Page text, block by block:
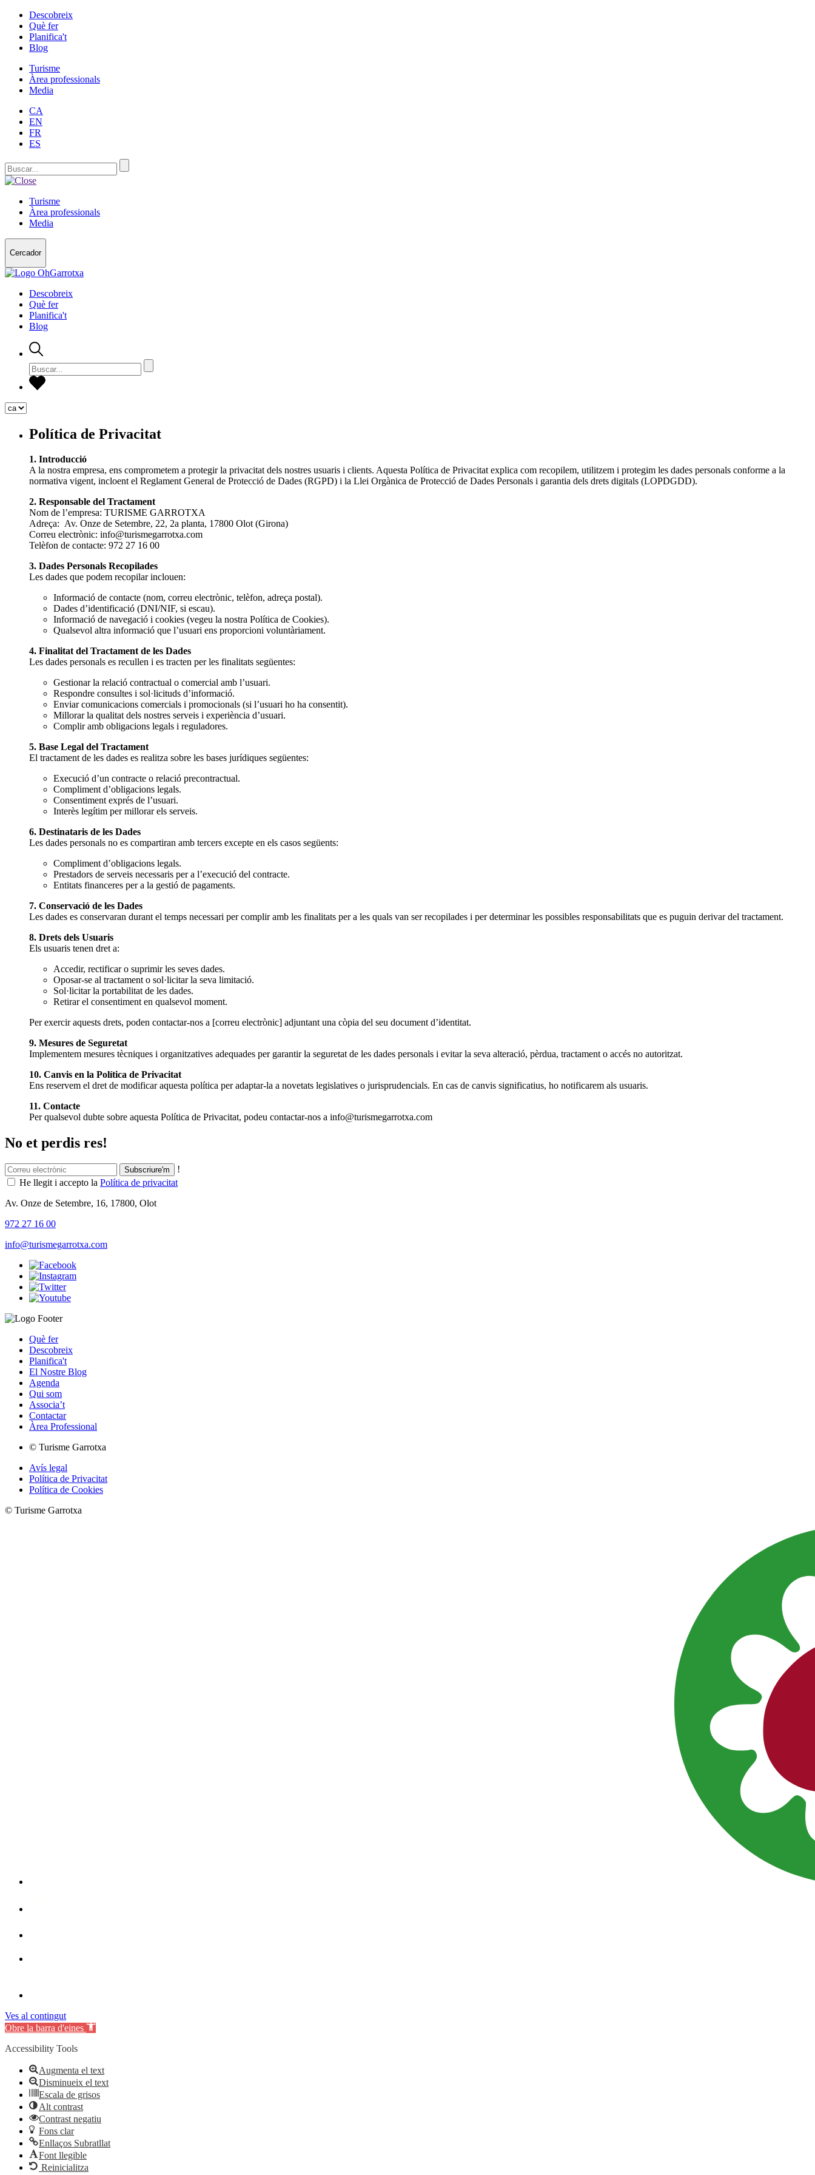
Descobreix
Què fer
Planifica't
Blog
Turisme
Àrea professionals
Media
CA
EN
FR
ES
Turisme
Àrea professionals
Media
Cercador
Descobreix
Què fer
Planifica't
Blog
Política de Privacitat
1. Introducció
A la nostra empresa, ens comprometem a protegir la privacitat dels nostres usuaris i clients. Aquesta Política de Privacitat explica com recopilem, utilitzem i protegim les dades personals conforme a la
normativa vigent, incloent el Reglament General de Protecció de Dades (RGPD) i la Llei Orgànica de Protecció de Dades Personals i garantia dels drets digitals (LOPDGDD).
2. Responsable del Tractament
Nom de l’empresa: TURISME GARROTXA
Adreça: Av. Onze de Setembre, 22, 2a planta, 17800 Olot (Girona)
Correu electrònic: info@turismegarrotxa.com
Telèfon de contacte: 972 27 16 00
3. Dades Personals Recopilades
Les dades que podem recopilar inclouen:
Informació de contacte (nom, correu electrònic, telèfon, adreça postal).
Dades d’identificació (DNI/NIF, si escau).
Informació de navegació i cookies (vegeu la nostra Política de Cookies).
Qualsevol altra informació que l’usuari ens proporcioni voluntàriament.
4. Finalitat del Tractament de les Dades
Les dades personals es recullen i es tracten per les finalitats següentes:
Gestionar la relació contractual o comercial amb l’usuari.
Respondre consultes i sol·licituds d’informació.
Enviar comunicacions comercials i promocionals (si l’usuari ho ha consentit).
Millorar la qualitat dels nostres serveis i experiència d’usuari.
Complir amb obligacions legals i reguladores.
5. Base Legal del Tractament
El tractament de les dades es realitza sobre les bases jurídiques següentes:
Execució d’un contracte o relació precontractual.
Compliment d’obligacions legals.
Consentiment exprés de l’usuari.
Interès legítim per millorar els serveis.
6. Destinataris de les Dades
Les dades personals no es compartiran amb tercers excepte en els casos següents:
Compliment d’obligacions legals.
Prestadors de serveis necessaris per a l’execució del contracte.
Entitats financeres per a la gestió de pagaments.
7. Conservació de les Dades
Les dades es conservaran durant el temps necessari per complir amb les finalitats per a les quals van ser recopilades i per determinar les possibles responsabilitats que es puguin derivar del tractament.
8. Drets dels Usuaris
Els usuaris tenen dret a:
Accedir, rectificar o suprimir les seves dades.
Oposar-se al tractament o sol·licitar la seva limitació.
Sol·licitar la portabilitat de les dades.
Retirar el consentiment en qualsevol moment.
Per exercir aquests drets, poden contactar-nos a [correu electrònic] adjuntant una còpia del seu document d’identitat.
9. Mesures de Seguretat
Implementem mesures tècniques i organitzatives adequades per garantir la seguretat de les dades personals i evitar la seva alteració, pèrdua, tractament o accés no autoritzat.
10. Canvis en la Política de Privacitat
Ens reservem el dret de modificar aquesta política per adaptar-la a novetats legislatives o jurisprudencials. En cas de canvis significatius, ho notificarem als usuaris.
11. Contacte
Per qualsevol dubte sobre aquesta Política de Privacitat, podeu contactar-nos a info@turismegarrotxa.com
No et perdis res!
!
He llegit i accepto la Política de privacitat
Av. Onze de Setembre, 16, 17800, Olot
972 27 16 00
info@turismegarrotxa.com
Què fer
Descobreix
Planifica't
El Nostre Blog
Agenda
Qui som
Associa’t
Contactar
Àrea Professional
© Turisme Garrotxa
Avís legal
Política de Privacitat
Política de Cookies
© Turisme Garrotxa
Ves al contingut
Obre la barra d'eines
Accessibility Tools
Augmenta el text
Disminueix el text
Escala de grisos
Alt contrast
Contrast negatiu
Fons clar
Enllaços Subratllat
Font llegible
Reinicialitza